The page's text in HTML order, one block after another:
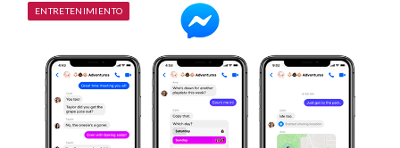
ENTRETENIMIENTO